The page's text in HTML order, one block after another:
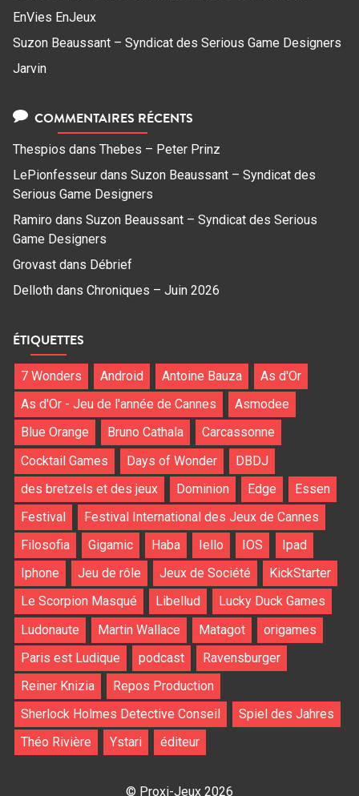
EnVies EnJeux
Suzon Beaussant – Syndicat des Serious Game Designers
Jarvin
COMMENTAIRES RÉCENTS
Thespios dans Thebes – Peter Prinz
LePionfesseur dans Suzon Beaussant – Syndicat des
Serious Game Designers
Ramiro dans Suzon Beaussant – Syndicat des Serious
Game Designers
Grovast dans Débrief
Delloth dans Chroniques – Juin 2026
ÉTIQUETTES
7 Wonders Android Antoine Bauza
As d'Or
As d'Or - Jeu de l'année de Cannes
Asmodee
Blue Orange
Bruno Cathala
Carcassonne
Cocktail Games
Days of Wonder
DBDJ
des bretzels et des jeux
Dominion Edge
Essen
Festival
Festival International des Jeux de Cannes
Filosofia
Gigamic Haba Iello IOS
Ipad
Iphone
Jeu de rôle Jeux de Société
KickStarter
Le Scorpion Masqué
Libellud
Lucky Duck Games
Ludonaute
Martin Wallace Matagot
origames
Paris est Ludique
podcast
Ravensburger
Reiner Knizia
Repos Production
Sherlock Holmes Detective Conseil
Spiel des Jahres
Théo Rivière
Ystari éditeur
© Proxi-Jeux 2026